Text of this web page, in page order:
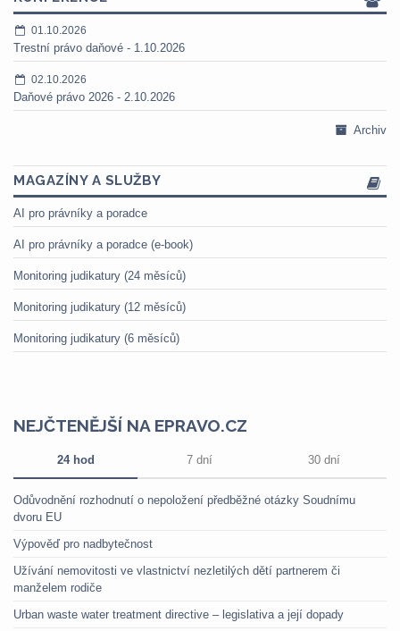
01.10.2026
Trestní právo daňové - 1.10.2026
02.10.2026
Daňové právo 2026 - 2.10.2026
Archiv
MAGAZÍNY A SLUŽBY
AI pro právníky a poradce
AI pro právníky a poradce (e-book)
Monitoring judikatury (24 měsíců)
Monitoring judikatury (12 měsíců)
Monitoring judikatury (6 měsíců)
NEJČTENĚJŠÍ NA EPRAVO.CZ
24 hod 7 dní 30 dní
Odůvodnění rozhodnutí o nepoložení předběžné otázky Soudnímu
dvoru EU
Výpověď pro nadbytečnost
Užívání nemovitosti ve vlastnictví nezletilých dětí partnerem či
manželem rodiče
Urban waste water treatment directive – legislativa a její dopady